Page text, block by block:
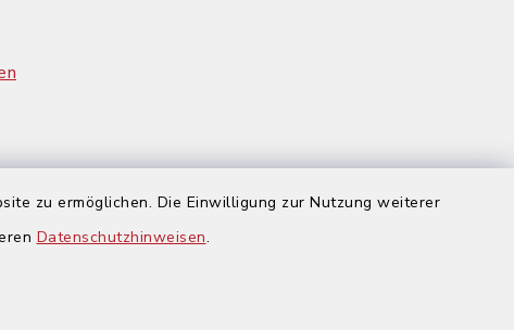
zu ermöglichen. Die Einwilligung zur Nutzung weiterer
Datenschutzhinweisen.